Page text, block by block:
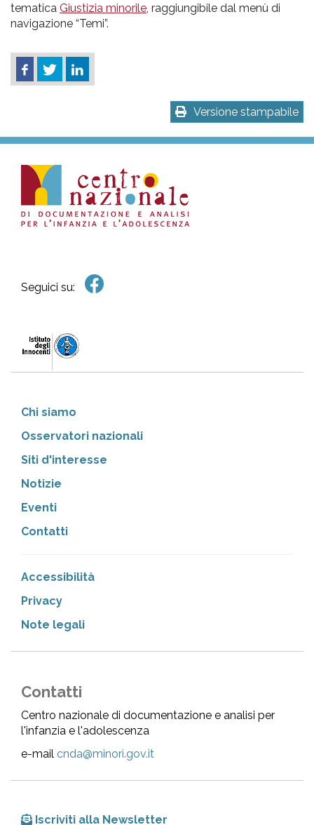
tematica Giustizia minorile , raggiungibile dal menù di
navigazione “Temi”.
Versione stampabile
Seguici su:
Chi siamo
Osservatori nazionali
Siti d'interesse
Notizie
Eventi
Contatti
Accessibilità
Privacy
Note legali
Contatti
Centro nazionale di documentazione e analisi per
l'infanzia e l'adolescenza
e-mail cnda@minori.gov.it
Iscriviti alla Newsletter